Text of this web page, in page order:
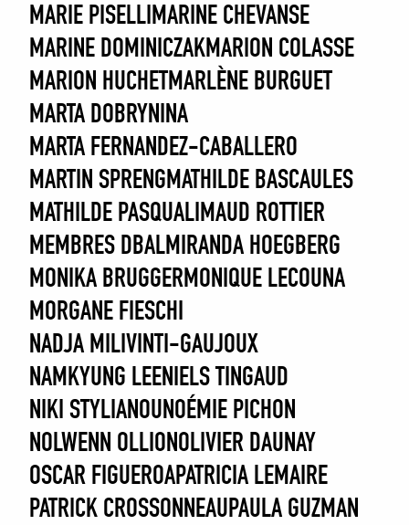
MARIE PISELLIMARINE CHEVANSE
MARINE DOMINICZAKMARION COLASSE
MARION HUCHETMARLÈNE BURGUET
MARTA DOBRYNINA
MARTA FERNANDEZ-CABALLERO
MARTIN SPRENGMATHILDE BASCAULES
MATHILDE PASQUALIMAUD ROTTIER
MEMBRES DBALMIRANDA HOEGBERG
MONIKA BRUGGERMONIQUE LECOUNA
MORGANE FIESCHI
NADJA MILIVINTI-GAUJOUX
NAMKYUNG LEENIELS TINGAUD
NIKI STYLIANOUNOÉMIE PICHON
NOLWENN OLLIONOLIVIER DAUNAY
OSCAR FIGUEROAPATRICIA LEMAIRE
PATRICK CROSSONNEAUPAULA GUZMAN